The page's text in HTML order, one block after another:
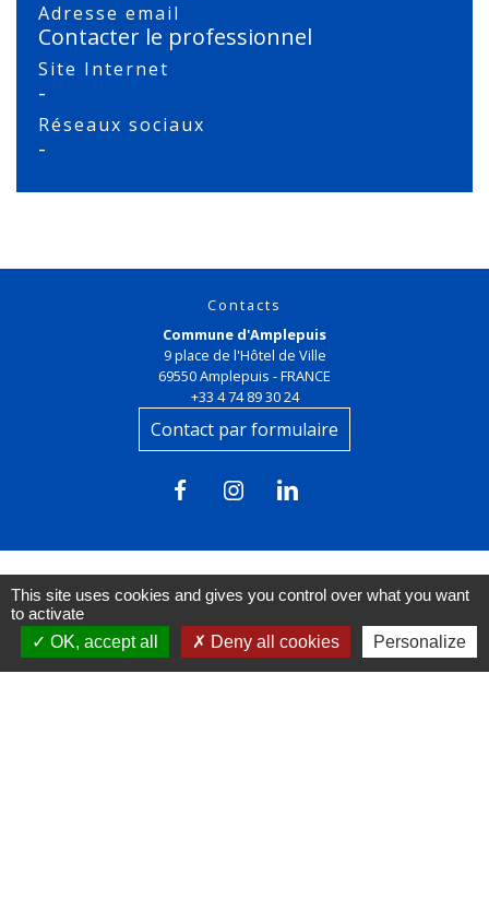
Adresse email
Contacter le professionnel
Site Internet
-
Réseaux sociaux
-
Contacts
Commune d'Amplepuis
9 place de l'Hôtel de Ville
69550 Amplepuis - FRANCE
+33 4 74 89 30 24
Contact par formulaire
Liens
This site uses cookies and gives you control over what you want
to activate
OK, accept all
Deny all cookies Personalize